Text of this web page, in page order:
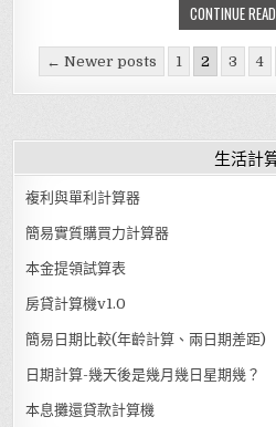
CONTINUE
Posts pagination
← Newer posts 1 2 3 4
生活計
複利與單利計算器
簡易實質購買力計算器
本金提領試算表
房貸計算機v1.0
簡易日期比較(年齡計算、兩日期差距)
日期計算-幾天後是幾月幾日星期幾？
本息攤還貸款計算機